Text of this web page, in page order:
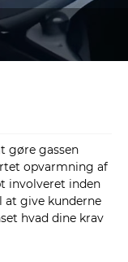
gøre gassen
opvarmning af
involveret inden
at give kunderne
hvad dine krav